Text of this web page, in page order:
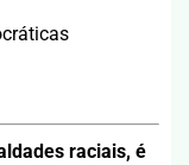
raciais, é